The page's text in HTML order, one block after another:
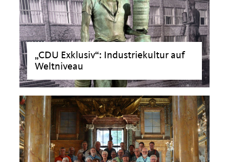
CDU Exklusiv“: Industriekultur auf
Weltniveau